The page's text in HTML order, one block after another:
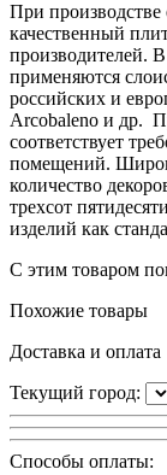
При
качественный
производителей.
применяются
российских и
Arcobaleno и др.
соответствует
помещений.
количество
трехсот
изделий как
С этим товаром
Похожие товары
Доставка и оплата
Текущий город:
Способы оплаты: